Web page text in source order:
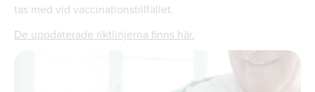
tas med vid vaccinationstillfället.
De uppdaterade riktlinjerna finns här.